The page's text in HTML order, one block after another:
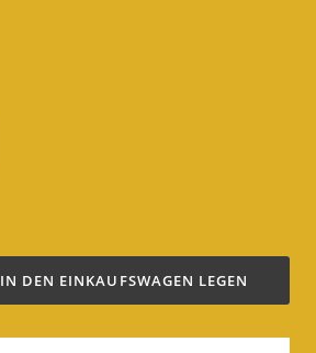
IN DEN EINKAUFSWAGEN LEGEN